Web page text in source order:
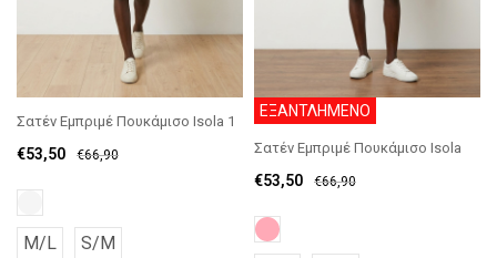
Σατέν Εμπριμέ Πουκάμισο Isola 1
€66,90
€53,50
M/L S/M
ΕΞΑΝΤΛΗΜΕΝΟ
Σατέν Εμπριμέ Πουκάμισο Isola
€66,90
€53,50